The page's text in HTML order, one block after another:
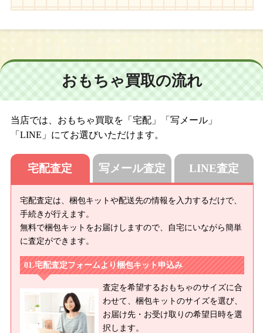
おもちゃ買取の流れ
当店では、おもちゃ買取を「宅配」「写メール」
「LINE」にてお選びいただけます。
宅配査定
宅配査定は、梱包キットや配送先の情報を入力するだけで、
手続きが行えます。
無料で梱包キットをお届けしますので、自宅にいながら簡単
に査定ができます。
宅配査定フォームより梱包キット申込み
査定を希望するおもちゃのサイズに合
わせて、梱包キットのサイズを選び、
お届け先・お受け取りの希望日時を選
択します。
写メール査定 LINE査定